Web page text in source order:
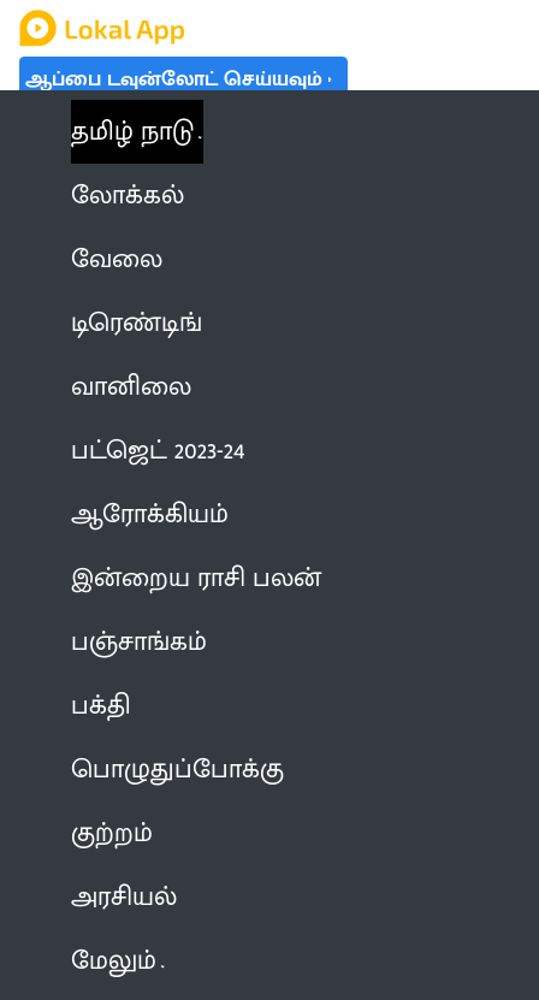
ஆப்பை டவுன்லோட் செய்யவும்
தமிழ் நாடு
லோக்கல்
வேலை
டிரெண்டிங்
வானிலை
பட்ஜெட் 2023-24
ஆரோக்கியம்
இன்றைய ராசி பலன்
பஞ்சாங்கம்
பக்தி
பொழுதுப்போக்கு
குற்றம்
அரசியல்
மேலும்